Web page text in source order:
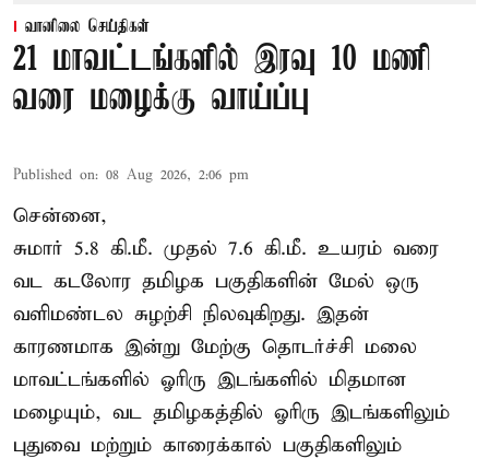
வானிலை செய்திகள்
21 மாவட்டங்களில் இரவு 10 மணி
வரை மழைக்கு வாய்ப்பு
Published on: 08 Aug 2026, 2:06 pm
சென்னை,
சுமார் 5.8 கி.மீ. முதல் 7.6 கி.மீ. உயரம் வரை
வட கடலோர தமிழக பகுதிகளின் மேல் ஒரு
வளிமண்டல சுழற்சி நிலவுகிறது. இதன்
காரணமாக இன்று மேற்கு தொடர்ச்சி மலை
மாவட்டங்களில் ஓரிரு இடங்களில் மிதமான
மழையும், வட தமிழகத்தில் ஓரிரு இடங்களிலும்
புதுவை மற்றும் காரைக்கால் பகுதிகளிலும்